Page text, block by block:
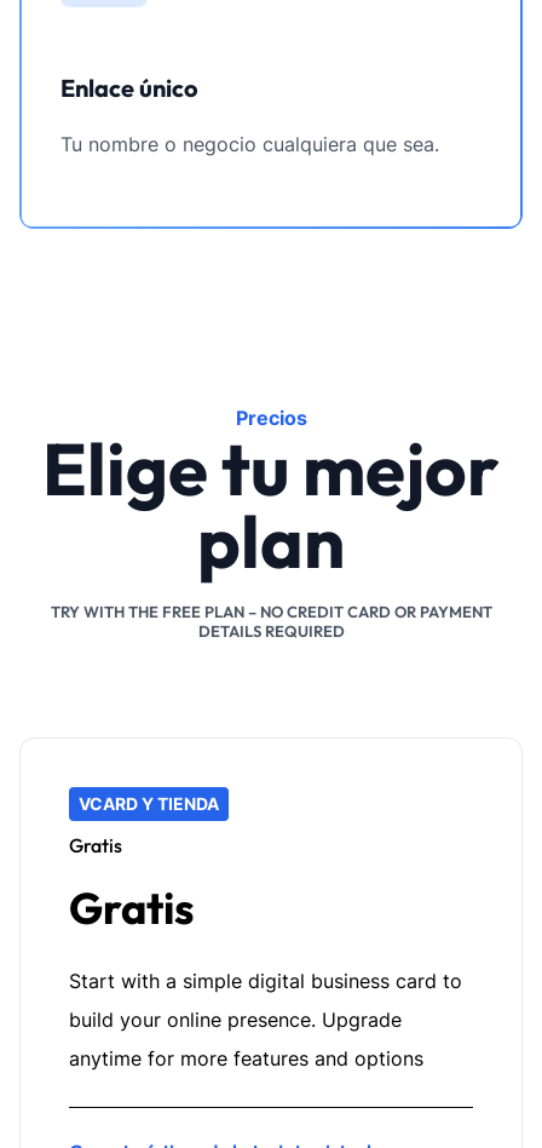
Enlace único
Tu nombre o negocio cualquiera que sea.
Precios
Elige tu mejor
plan
TRY WITH THE FREE PLAN – NO CREDIT CARD OR PAYMENT
DETAILS REQUIRED
VCARD Y TIENDA
Gratis
Gratis
Start with a simple digital business card to
build your online presence. Upgrade
anytime for more features and options